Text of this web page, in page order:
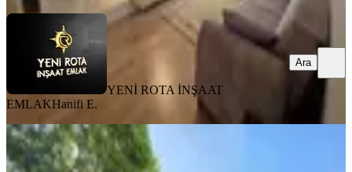
YENİ ROTA İNŞAAT
EMLAKHanifi E.
Ara
MANZARALI
Yeni Rota'dan Diş Hastanesi Civ.
Geniş 3+1 Kiralık Daire